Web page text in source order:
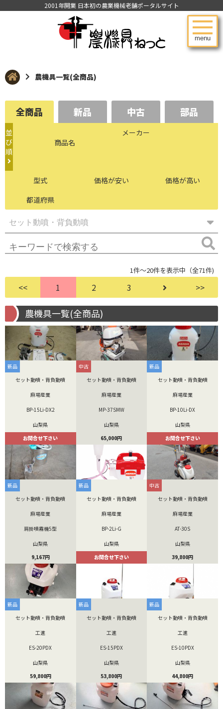
menu
2001年開業 日本初の農業機械老舗ポータルサイト
農機具一覧(全商品)
全商品 新品 中古 部品
並
び
順
商品名
メーカー
型式 価格が安い
価格が高い
都道府県
1件～20件を表示中（全71件)
<< 1 2 3 >>
農機具一覧(全商品)
新品
セット動噴・背負動噴
麻場産業
BP-15Li-DX2
山梨県
お問合せ下さい
中古
セット動噴・背負動噴
麻場産業
MP-37SMW
山梨県
65,000円
新品
セット動噴・背負動噴
麻場産業
BP-10Li-DX
山梨県
お問合せ下さい
新品
セット動噴・背負動噴
麻場産業
肩掛噴霧機5型
山梨県
9,167円
新品
セット動噴・背負動噴
麻場産業
BP-2Li-G
山梨県
お問合せ下さい
中古
セット動噴・背負動噴
麻場産業
AT-30S
山梨県
39,800円
新品
セット動噴・背負動噴
工進
ES-20PDX
山梨県
59,800円
新品
セット動噴・背負動噴
工進
ES-15PDX
山梨県
53,800円
新品
セット動噴・背負動噴
工進
ES-10PDX
山梨県
44,800円